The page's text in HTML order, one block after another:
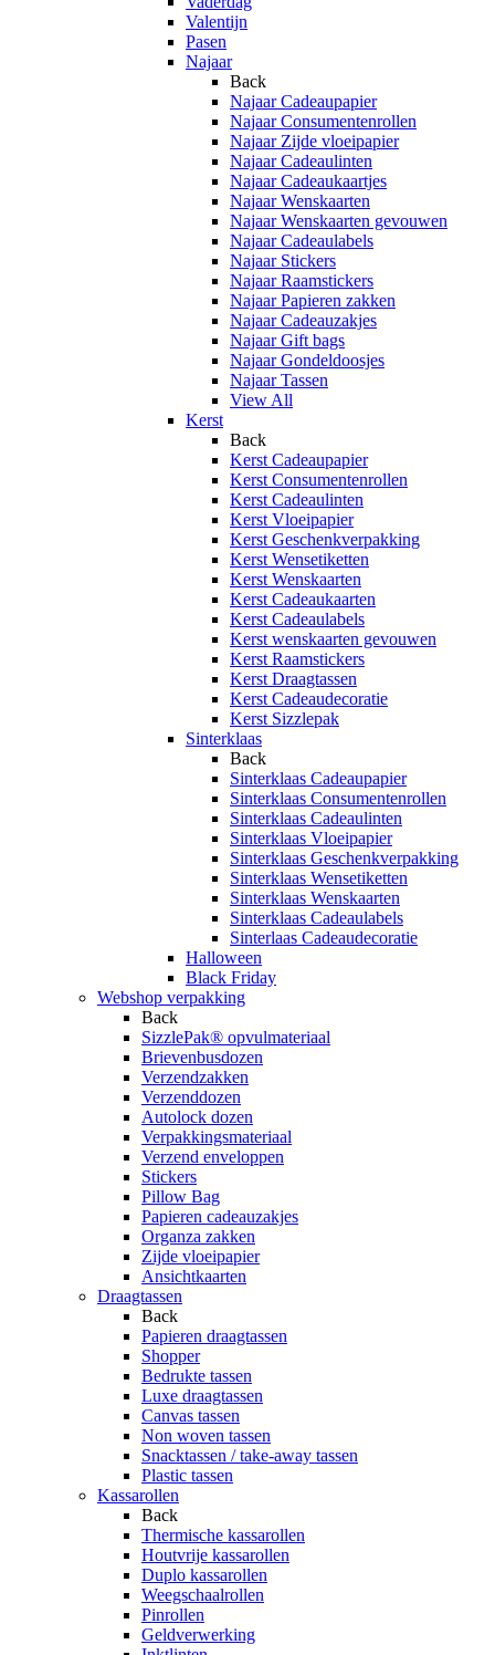
Valentijn
Pasen
Najaar
Back
Najaar Cadeaupapier
Najaar Consumentenrollen
Najaar Zijde vloeipapier
Najaar Cadeaulinten
Najaar Cadeaukaartjes
Najaar Wenskaarten
Najaar Wenskaarten gevouwen
Najaar Cadeaulabels
Najaar Stickers
Najaar Raamstickers
Najaar Papieren zakken
Najaar Cadeauzakjes
Najaar Gift bags
Najaar Gondeldoosjes
Najaar Tassen
View All
Kerst
Back
Kerst Cadeaupapier
Kerst Consumentenrollen
Kerst Cadeaulinten
Kerst Vloeipapier
Kerst Geschenkverpakking
Kerst Wensetiketten
Kerst Wenskaarten
Kerst Cadeaukaarten
Kerst Cadeaulabels
Kerst wenskaarten gevouwen
Kerst Raamstickers
Kerst Draagtassen
Kerst Cadeaudecoratie
Kerst Sizzlepak
Sinterklaas
Back
Sinterklaas Cadeaupapier
Sinterklaas Consumentenrollen
Sinterklaas Cadeaulinten
Sinterklaas Vloeipapier
Sinterklaas Geschenkverpakking
Sinterklaas Wensetiketten
Sinterklaas Wenskaarten
Sinterklaas Cadeaulabels
Sinterlaas Cadeaudecoratie
Halloween
Black Friday
Webshop verpakking
Back
SizzlePak® opvulmateriaal
Brievenbusdozen
Verzendzakken
Verzenddozen
Autolock dozen
Verpakkingsmateriaal
Verzend enveloppen
Stickers
Pillow Bag
Papieren cadeauzakjes
Organza zakken
Zijde vloeipapier
Ansichtkaarten
Draagtassen
Back
Papieren draagtassen
Shopper
Bedrukte tassen
Luxe draagtassen
Canvas tassen
Non woven tassen
Snacktassen / take-away tassen
Plastic tassen
Kassarollen
Back
Thermische kassarollen
Houtvrije kassarollen
Duplo kassarollen
Weegschaalrollen
Pinrollen
Geldverwerking